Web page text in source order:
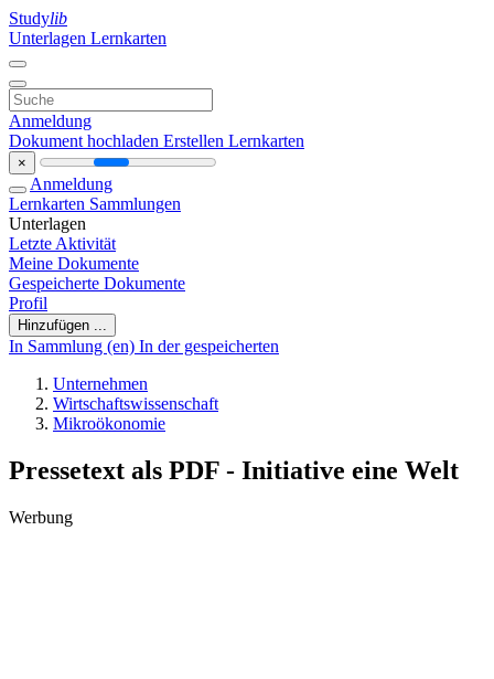
Studylib
Unterlagen Lernkarten
Anmeldung
Dokument hochladen Erstellen Lernkarten
×
Anmeldung
Lernkarten Sammlungen
Unterlagen
Letzte Aktivität
Meine Dokumente
Gespeicherte Dokumente
Profil
Hinzufügen ...
In Sammlung (en) In der gespeicherten
Unternehmen
Wirtschaftswissenschaft
Mikroökonomie
Pressetext als PDF - Initiative eine Welt
Werbung